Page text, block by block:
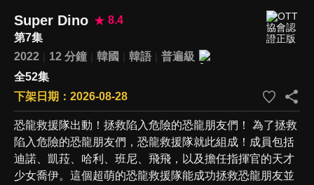
Super Dino
8.4
第7集
2022
12 分鐘 韓國 韓語
普遍級
全52集
下架日期：2026-08-28
恐龍救援隊出動！拯救陷入危險的恐龍朋友們！ 為了拯救
陷入危險的恐龍朋友們，恐龍救援隊就此組成！成員包括
迪諾、凱菈、哈利、班尼、飛飛，以及擔任指揮官的天才
少女喬伊。這個超萌的恐龍救援隊能成功拯救恐龍朋友並